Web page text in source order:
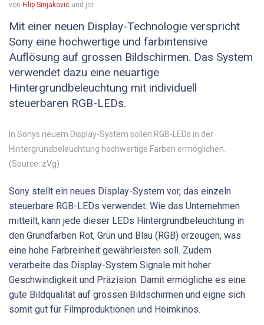
von Filip Sinjakovic und jor
Mit einer neuen Display-Technologie verspricht
Sony eine hochwertige und farbintensive
Auflösung auf grossen Bildschirmen. Das System
verwendet dazu eine neuartige
Hintergrundbeleuchtung mit individuell
steuerbaren RGB-LEDs.
In Sonys neuem Display-System sollen RGB-LEDs in der
Hintergrundbeleuchtung hochwertige Farben ermöglichen.
(Source: zVg)
Sony stellt ein neues Display-System vor, das einzeln
steuerbare RGB-LEDs verwendet. Wie das Unternehmen
mitteilt, kann jede dieser LEDs Hintergrundbeleuchtung in
den Grundfarben Rot, Grün und Blau (RGB) erzeugen, was
eine hohe Farbreinheit gewährleisten soll. Zudem
verarbeite das Display-System Signale mit hoher
Geschwindigkeit und Präzision. Damit ermögliche es eine
gute Bildqualität auf grossen Bildschirmen und eigne sich
somit gut für Filmproduktionen und Heimkinos.